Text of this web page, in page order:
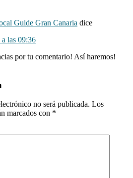
Guide Gran Canaria dice
las 09:36
por tu comentario! Así haremos!
no será publicada. Los
marcados con *